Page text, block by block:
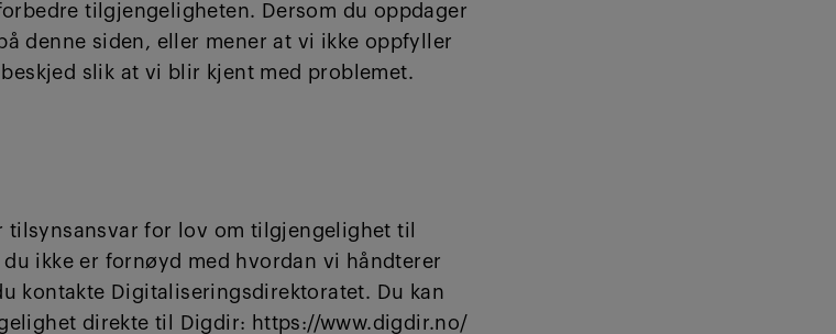
tilgjengeligheten. Dersom du oppdager
denne siden, eller mener at vi ikke oppfyller
slik at vi blir kjent med problemet.
for lov om tilgjengelighet til
ikke er fornøyd med hvordan vi håndterer
kontakte Digitaliseringsdirektoratet. Du kan
direkte til Digdir: https://www.digdir.no/